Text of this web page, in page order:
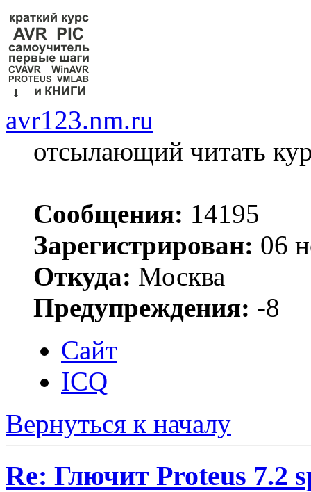
avr123.nm.ru
отсылающий читать
Сообщения: 14195
Зарегистрирован: 06
Откуда: Москва
Предупреждения: -8
Сайт
ICQ
Вернуться к началу
Re: Глючит Proteus 7.2